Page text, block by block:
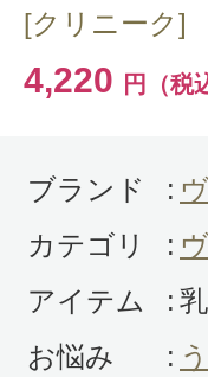
[クリニーク]
4,220 円（税
ブランド :
カテゴリ
:
アイテム
:
お悩み
: